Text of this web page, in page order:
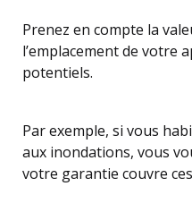
Prenez en compte la
l’emplacement de votre
potentiels.
Par exemple, si vous
aux inondations, vous
votre garantie couvre